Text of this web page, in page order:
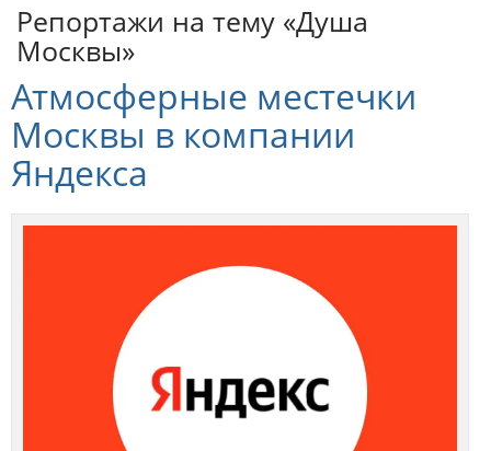
Репортажи на тему «Душа
Москвы»
Атмосферные местечки
Москвы в компании
Яндекса